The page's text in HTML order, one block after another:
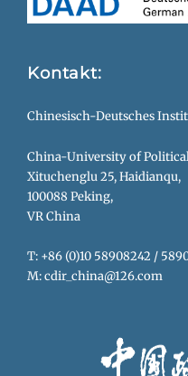
Kontakt:
Chinesisch-Deutsches
China-University of
Xituchenglu 25, Haidianqu,
100088 Peking,
VR China
T: +86 (0)10 58908242 /
M: cdir_china@126.com